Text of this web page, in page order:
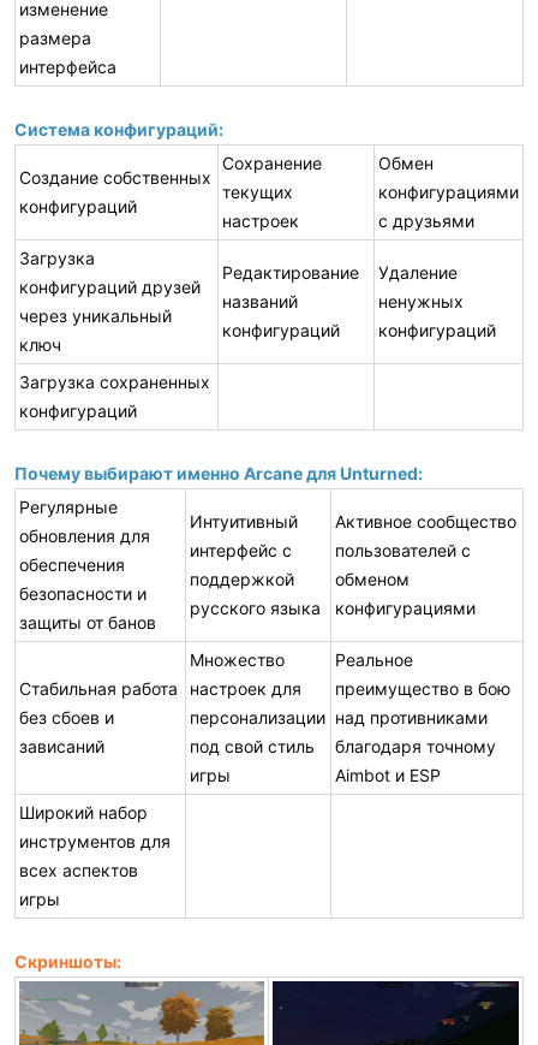
изменение
размера
интерфейса
Система конфигураций:
Создание собственных
конфигураций
Сохранение
текущих
настроек
Обмен
конфигурациями
с друзьями
Загрузка
конфигураций друзей
через уникальный
ключ
Редактирование
названий
конфигураций
Удаление
ненужных
конфигураций
Загрузка сохраненных
конфигураций
Почему выбирают именно Arcane для Unturned:
Регулярные
обновления для
обеспечения
безопасности и
защиты от банов
Интуитивный
интерфейс с
поддержкой
русского языка
Активное сообщество
пользователей с
обменом
конфигурациями
Стабильная работа
без сбоев и
зависаний
Множество
настроек для
персонализации
под свой стиль
игры
Реальное
преимущество в бою
над противниками
благодаря точному
Aimbot и ESP
Широкий набор
инструментов для
всех аспектов
игры
Скриншоты: